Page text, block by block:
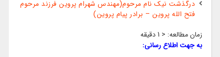
درگذشت نیک نام مرحوم(مهندس شهرام پروین فرزند مرحوم
فتح الله پروین – برادر پیام پروین)
زمان مطالعه: < 1 دقیقه
به جهت اطلاع رسانی: